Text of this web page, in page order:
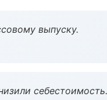
выпуску.
себестоимость.